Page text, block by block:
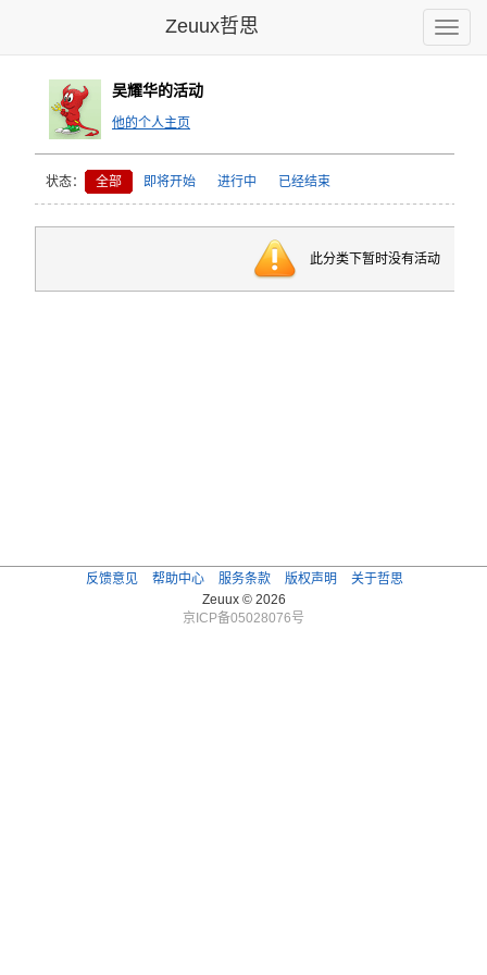
Toggle
Zeuux哲思
吴耀华的活动
他的个人主页
状态： 全部 即将开始 进行中 已经结束
此分类下暂时没有活动
反馈意见 帮助中心 服务条款 版权声明
关于哲思
Zeuux © 2026
京ICP备05028076号